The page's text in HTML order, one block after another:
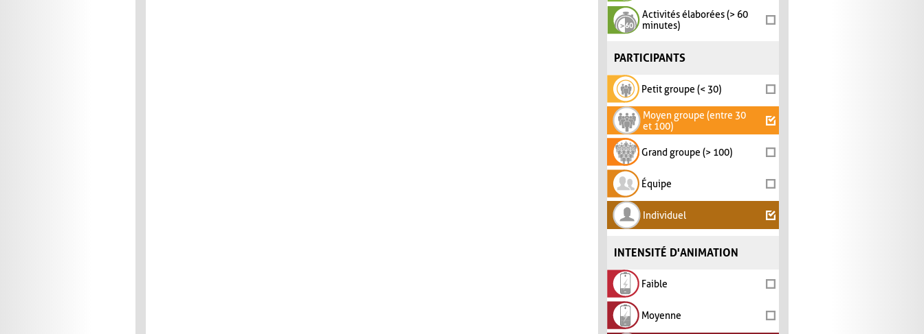
Activités élaborées (> 60
minutes)
PARTICIPANTS
Petit groupe (< 30)
Moyen groupe (entre 30
et 100)
Grand groupe (> 100)
Équipe
Individuel
INTENSITÉ D'ANIMATION
Faible
Moyenne